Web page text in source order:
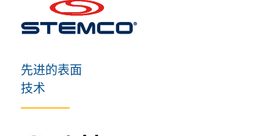
先进的表面
技术